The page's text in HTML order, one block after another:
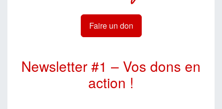
Faire un don
Newsletter #1 – Vos dons en
action !